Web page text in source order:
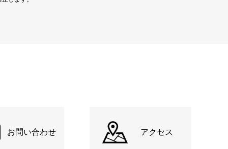
お問い合わせ アクセス